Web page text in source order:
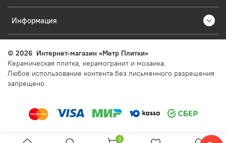
Информация
© 2026 Интернет-магазин «Метр Плитки»
Керамическая плитка, керамогранит и мозаика.
Любое использование контента без письменного разрешения
запрещено.
0